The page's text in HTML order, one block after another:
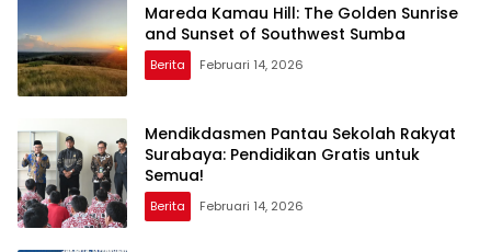
Mareda Kamau Hill: The Golden Sunrise
and Sunset of Southwest Sumba
Berita Februari 14, 2026
Mendikdasmen Pantau Sekolah Rakyat
Surabaya: Pendidikan Gratis untuk
Semua!
Berita Februari 14, 2026